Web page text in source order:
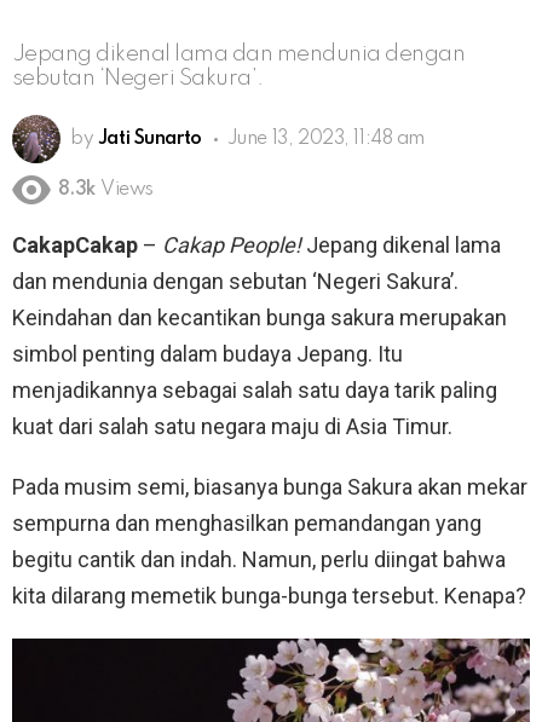
Jepang dikenal lama dan mendunia dengan
sebutan ‘Negeri Sakura’.
by Jati Sunarto June 13, 2023, 11:48 am
8.3k Views
CakapCakap – Cakap People!Jepang dikenal lama
dan mendunia dengan sebutan ‘Negeri Sakura’.
Keindahan dan kecantikan bunga sakura merupakan
simbol penting dalam budaya Jepang. Itu
menjadikannya sebagai salah satu daya tarik paling
kuat dari salah satu negara maju di Asia Timur.
Pada musim semi, biasanya bunga Sakura akan mekar
sempurna dan menghasilkan pemandangan yang
begitu cantik dan indah. Namun, perlu diingat bahwa
kita dilarang memetik bunga-bunga tersebut. Kenapa?